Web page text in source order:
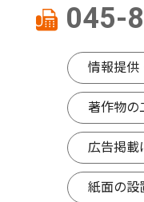
045-
情報提供
著作物の
広告掲載
紙面の設